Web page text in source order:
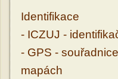
Identifikace
- ICZUJ -
- GPS -
mapách